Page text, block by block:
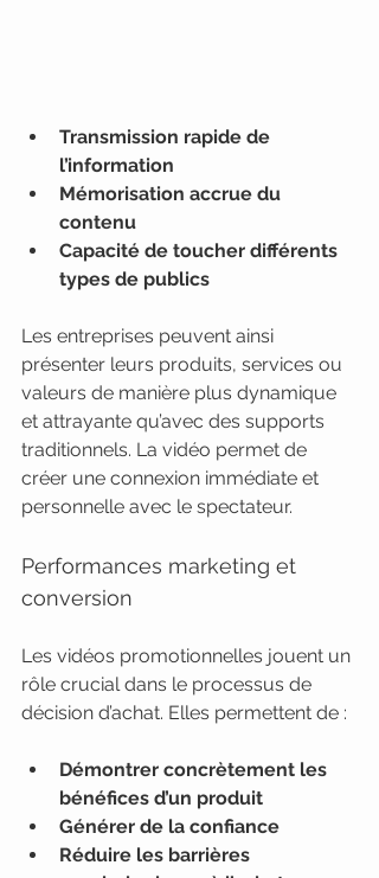
Transmission rapide de
l’information
Mémorisation accrue du
contenu
Capacité de toucher différents
types de publics
Les entreprises peuvent ainsi
présenter leurs produits, services ou
valeurs de manière plus dynamique
et attrayante qu’avec des supports
traditionnels. La vidéo permet de
créer une connexion immédiate et
personnelle avec le spectateur.
Performances marketing et
conversion
Les vidéos promotionnelles jouent un
rôle crucial dans le processus de
décision d’achat. Elles permettent de :
Démontrer concrètement les
bénéfices d’un produit
Générer de la confiance
Réduire les barrières